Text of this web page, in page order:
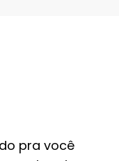
pra você